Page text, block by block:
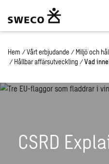
Hem / Vårt erbjudande / Miljö och
/ Hållbar affärsutveckling / Vad
CSRD